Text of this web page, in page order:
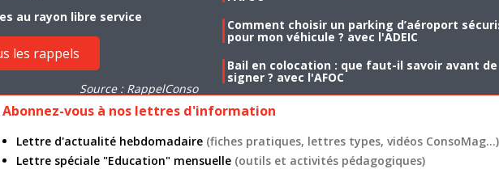
au rayon libre service
les rappels
Source : RappelConso
Comment choisir un parking d’aéroport
pour mon véhicule ? avec l'ADEIC
Bail en colocation : que faut-il savoir avant de
signer ? avec l'AFOC
Abonnez-vous à nos lettres d'information
Lettre d'actualité hebdomadaire (fiches pratiques, lettres types, vidéos ConsoMag...)
Lettre spéciale "Education" mensuelle (outils et activités pédagogiques)